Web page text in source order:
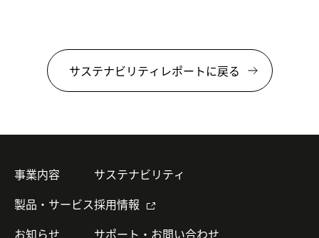
サステナビリティレポートに戻る
事業内容
製品・サービス
お知らせ
サステナビリティ
採用情報
サポート・お問い合わせ